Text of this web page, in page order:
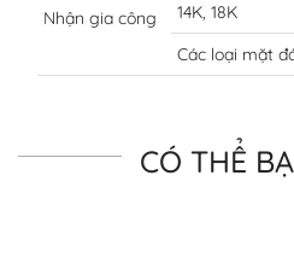
Nhận gia công
14K, 18K
Các loại mặt
CÓ THỂ